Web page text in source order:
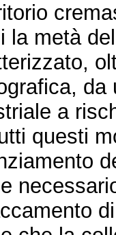
la metà
da
a
questi